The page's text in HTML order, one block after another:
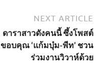
NEXT ARTICLE
ดาราสาวดังคนนี้ ซึ้งโพสต์
ขอบคุณ ‘แก้มบุ๋ม-พีท’ ชวน
ร่วมงานวิวาห์ด้วย